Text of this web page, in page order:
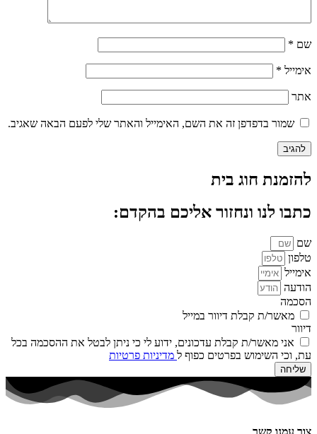
שם *
אימייל *
אתר
שמור בדפדפן זה את השם, האימייל והאתר שלי לפעם הבאה שאגיב.
להזמנת חוג בית
כתבו לנו ונחזור אליכם בהקדם:
שם
טלפון
אימייל
הודעה
הסכמה
מאשר/ת קבלת דיוור במייל
דיוור
אני מאשר/ת קבלת עדכונים, ידוע לי כי ניתן לבטל את ההסכמה בכל
עת, וכי השימוש בפרטים כפוף ל מדיניות פרטיות
שליחה
צור עמנו קשר